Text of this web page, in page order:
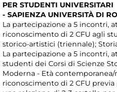
PER STUDENTI UNIVERSITARI
- SAPIENZA UNIVERSITÀ DI
La partecipazione a 5 incontri,
riconoscimento di 2 CFU agli
storico-artistici (triennale);
La partecipazione a 5 incontri,
studenti dei Corsi di Scienze
Moderna - Età contemporanea/
riconoscimento di 2 CFU